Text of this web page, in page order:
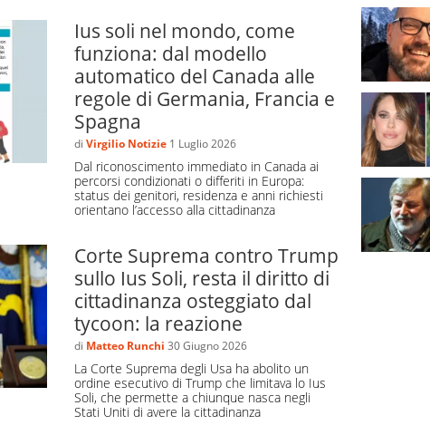
a favore
di cui godono i figli dei migranti sostiene che
la cittadinanza italiana non solo sia possibile, ma
una situazione che materialmente è già in
italiani nonostante parlino italiano,
degli stessi prodotti culturali dei loro amici italiani
abbiano le stesse abitudini e le stesse
anche qualora fossero nati in Italia, dipendono dal
Qualora il permesso dovesse scadere, loro
giovani essere privi della cittadinanza, oltre
limitazioni (come, ad esempio, non poter
con la maglia azzurra, non poter entrare a
contro
Ius soli nel mondo, come
funziona: dal modello
automatico del Canada alle
regole di Germania, Francia e
Spagna
di Virgilio Notizie 1 Luglio 2026
Dal riconoscimento immediato in Canada ai
percorsi condizionati o differiti in Europa:
status dei genitori, residenza e anni richiesti
orientano l’accesso alla cittadinanza
Corte Suprema contro Trump
sullo Ius Soli, resta il diritto di
cittadinanza osteggiato dal
tycoon: la reazione
di Matteo Runchi 30 Giugno 2026
La Corte Suprema degli Usa ha abolito un
ordine esecutivo di Trump che limitava lo Ius
Soli, che permette a chiunque nasca negli
Stati Uniti di avere la cittadinanza